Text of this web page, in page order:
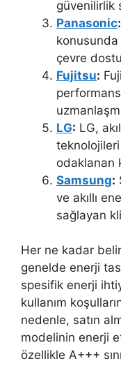
güvenilirlik
Panasonic:
çevre
Fujitsu:
LG: LG,
odaklanan
Samsung:
ve akıllı
sağlayan
Her ne kadar
genelde enerji
spesifik enerji
kullanım
nedenle, satın
modelinin enerji
özellikle A+++